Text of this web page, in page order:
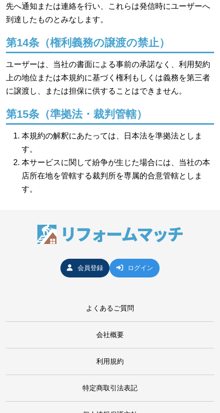
先へ通知または連絡を行い、これらは発信時にユーザーへ
到達したものとみなします。
第14条（権利義務の譲渡の禁止）
ユーザーは、当社の書面による事前の承諾なく、利用契約
上の地位または本規約に基づく権利もしくは義務を第三者
に譲渡し、または担保に供することはできません。
第15条（準拠法・裁判管轄）
本規約の解釈にあたっては、日本法を準拠法としま
す。
本サービスに関して紛争が生じた場合には、当社の本
店所在地を管轄する裁判所を専属的合意管轄としま
す。
会員登録 ログイン
よくあるご質問
会社概要
利用規約
特定商取引法表記